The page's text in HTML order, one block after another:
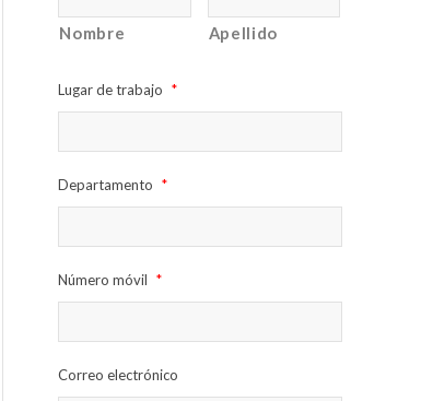
Nombre Apellido
Lugar de trabajo *
Departamento *
Número móvil *
Correo electrónico